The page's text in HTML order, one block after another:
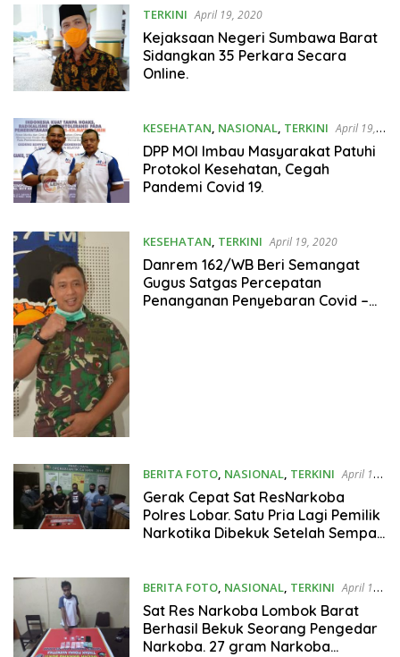
TERKINI April 19, 2020
Kejaksaan Negeri Sumbawa Barat
Sidangkan 35 Perkara Secara
Online.
KESEHATAN, NASIONAL, TERKINI April 19,
2020
DPP MOI Imbau Masyarakat Patuhi
Protokol Kesehatan, Cegah
Pandemi Covid 19.
KESEHATAN, TERKINI April 19, 2020
Danrem 162/WB Beri Semangat
Gugus Satgas Percepatan
Penanganan Penyebaran Covid –
BERITA FOTO, NASIONAL, TERKINI April 18,
2020
Gerak Cepat Sat ResNarkoba
Polres Lobar. Satu Pria Lagi Pemilik
Narkotika Dibekuk Setelah Sempat
BERITA FOTO, NASIONAL, TERKINI April 18,
2020
Sat Res Narkoba Lombok Barat
Berhasil Bekuk Seorang Pengedar
Narkoba. 27 gram Narkoba